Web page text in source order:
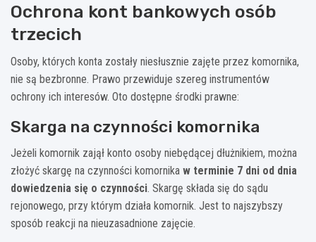
Ochrona kont bankowych osób
trzecich
Osoby, których konta zostały niesłusznie zajęte przez komornika,
nie są bezbronne. Prawo przewiduje szereg instrumentów
ochrony ich interesów. Oto dostępne środki prawne:
Skarga na czynności komornika
Jeżeli komornik zajął konto osoby niebędącej dłużnikiem, można
złożyć skargę na czynności komornika w terminie 7 dni od dnia
dowiedzenia się o czynności. Skargę składa się do sądu
rejonowego, przy którym działa komornik. Jest to najszybszy
sposób reakcji na nieuzasadnione zajęcie.